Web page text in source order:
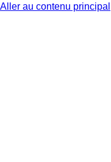
Aller au contenu principal